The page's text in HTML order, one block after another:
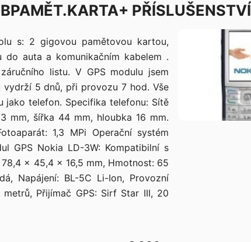
PŘÍSLUŠENSTVÍ
s: 2 gigovou pamětovou kartou,
do auta a komunikačním kabelem .
listu. V GPS modulu jsem
5 dnů, při provozu 7 hod. Vše
jako telefon. Specifika telefonu: Sítě
mm, šířka 44 mm, hloubka 16 mm.
1,3 MPi Operační systém
GPS Nokia LD-3W: Kompatibilní s
x 45,4 x 16,5 mm, Hmotnost: 65
Napájení: BL-5C Li-Ion, Provozní
Přijímač GPS: Sirf Star III, 20